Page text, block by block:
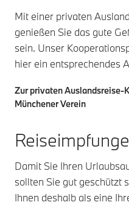
Mit einer privaten
genießen Sie das gute
sein. Unser
hier ein entsprechendes
Zur privaten Auslandsreise-
Münchener Verein
Damit Sie Ihren
sollten Sie gut geschützt
Ihnen deshalb als eine